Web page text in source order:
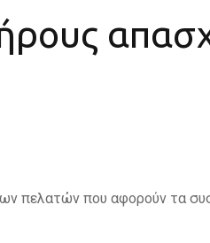
πελατών που αφορούν τα